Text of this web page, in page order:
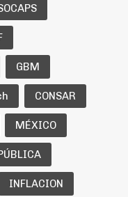
GBM
CONSAR
MÉXICO
INFLACION